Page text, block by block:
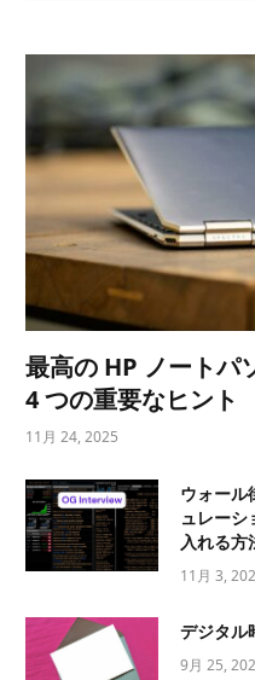
最高の HP ノートパ
4 つの重要なヒント
11月 24, 2025
ウォール
ュレー
入れる方
11月 3,
デジタル
9月 25,